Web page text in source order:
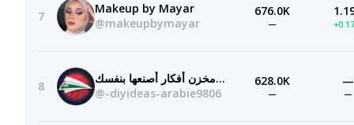
7
Makeup by Mayar
@makeupbymayar
676.0K
—
8
مخزن أفكار أصنعها بنفسك — DIY Ideas — عربي arabie
@-diyideas-arabie9806
628.0K
—
—
—